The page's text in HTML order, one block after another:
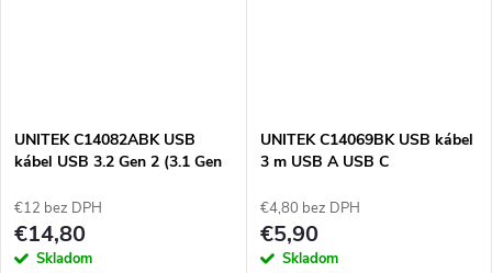
UNITEK C14082ABK USB
kábel USB 3.2 Gen 2 (3.1 Gen
€12 bez DPH
€14,80
Skladom
UNITEK C14069BK USB kábel
3 m USB A USB C
€4,80 bez DPH
€5,90
Skladom